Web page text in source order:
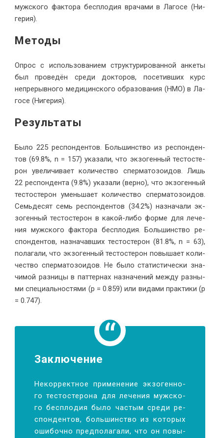
муж­ско­го фак­то­ра бес­пло­дия вра­ча­ми в Ла­го­се (Ни­
герия).
Методы
Опрос с ис­поль­зо­ва­ни­ем струк­ту­ри­ро­ван­ной ан­ке­ты
был про­ве­дён сре­ди док­то­ров, по­се­тив­ших курс
непре­рыв­но­го ме­ди­цин­ско­го об­ра­зо­ва­ния (НМО) в Ла­
го­се (Ни­герия).
Ре­зультаты
Бы­ло 225 ре­спон­ден­тов. Боль­шин­ство из ре­спон­ден­
тов (69.8%, n = 157) ука­за­ли, что эк­зо­ген­ный те­сто­сте­
рон уве­ли­чи­ва­ет ко­ли­че­ство спер­ма­то­зо­и­дов. Лишь
22 ре­спон­ден­та (9.8%) ука­за­ли (вер­но), что эк­зо­ген­ный
те­сто­сте­рон умень­ша­ет ко­ли­че­ство спер­ма­то­зо­и­дов.
Семь­де­сят семь ре­спон­ден­тов (34.2%) на­зна­ча­ли эк­
зо­ген­ный те­сто­сте­рон в ка­кой-ли­бо фор­ме для ле­че­
ния муж­ско­го фак­то­ра бес­пло­дия. Боль­шин­ство ре­
спон­ден­тов, на­зна­чав­ших те­сто­сте­рон (81.8%, n = 63),
по­ла­га­ли, что эк­зо­ген­ный те­сто­сте­рон по­вы­ша­ет ко­ли­
че­ство спер­ма­то­зо­и­дов. Не бы­ло ста­ти­сти­че­ски зна­
чи­мой раз­ни­цы в пат­тер­нах на­зна­че­ний меж­ду раз­ны­
ми спе­ци­аль­но­стя­ми (p = 0.859) или ви­да­ми прак­ти­ки (p
= 0.747).
За­клю­чение
Некор­рект­ное при­ме­не­ние эк­зо­ген­но­
го те­сто­сте­ро­на для ле­че­ния муж­ско­
го бес­пло­дия бы­ло ча­стым сре­ди ре­
спон­ден­тов, боль­шин­ство из ко­то­рых
оши­боч­но пред­по­ла­га­ли, что он по­вы­